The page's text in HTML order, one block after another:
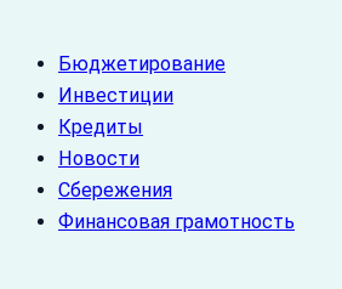
Бюджетирование
Инвестиции
Кредиты
Новости
Сбережения
Финансовая грамотность